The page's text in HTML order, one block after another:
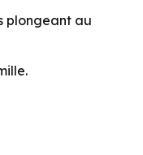
plongeant au